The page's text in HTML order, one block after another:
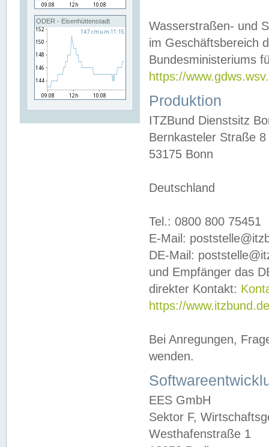
ODER - Eisenhüttenstadt
Wasserstraßen- und
im Geschäftsbereich
Bundesministeriums
https://
Produktion
ITZBund Dienstsitz
Bernkasteler Straße 8
53175 Bonn
Deutschland
Tel.: 0800 800 75451
E-Mail:
DE-Mail:
und Empfänger das
direkter Kontakt:
https://
Bei Anregungen,
wenden.
EES GmbH
Sektor F,
Westhafenstraße 1